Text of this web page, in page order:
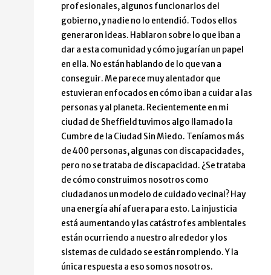
profesionales, algunos funcionarios del
gobierno, y nadie no lo entendió. Todos ellos
generaron ideas. Hablaron sobre lo que iban a
dar a esta comunidad y cómo jugarían un papel
en ella. No están hablando de lo que van a
conseguir. Me parece muy alentador que
estuvieran enfocados en cómo iban a cuidar a las
personas y al planeta. Recientemente en mi
ciudad de Sheffield tuvimos algo llamado la
Cumbre de la Ciudad Sin Miedo. Teníamos más
de 400 personas, algunas con discapacidades,
pero no se trataba de discapacidad. ¿Se trataba
de cómo construimos nosotros como
ciudadanos un modelo de cuidado vecinal? Hay
una energía ahí afuera para esto. La injusticia
está aumentando y las catástrofes ambientales
están ocurriendo a nuestro alrededor y los
sistemas de cuidado se están rompiendo. Y la
única respuesta a eso somos nosotros.